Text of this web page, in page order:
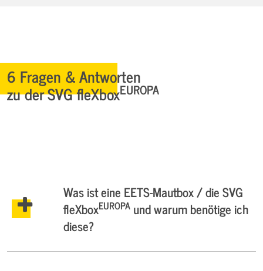
6 Fragen & Antworten
zu der SVG fleXboxEUROPA
Was ist eine EETS-Mautbox / die SVG
fleXboxEUROPA und warum benötige ich
diese?